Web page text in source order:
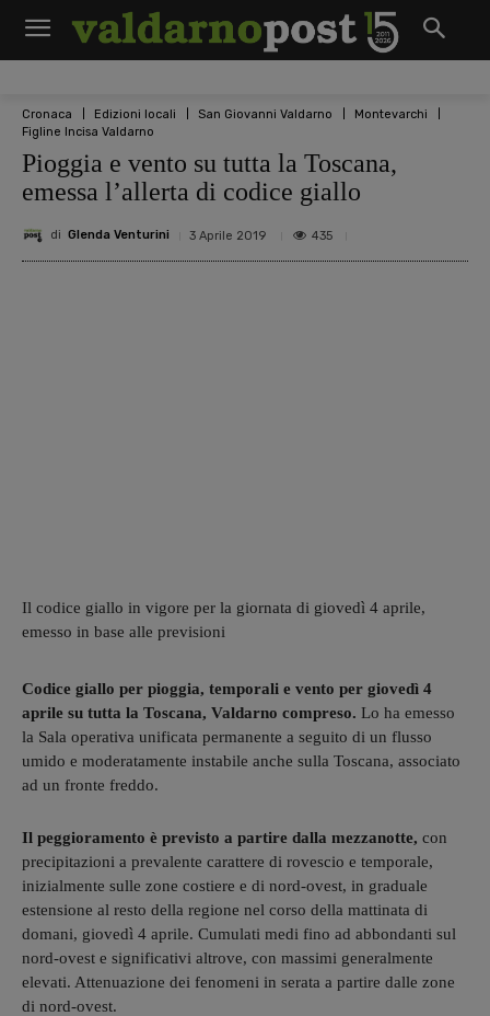
Cronaca Edizioni locali San Giovanni Valdarno
Montevarchi
Figline Incisa Valdarno
Pioggia e vento su tutta la Toscana,
emessa l’allerta di codice giallo
di Glenda Venturini 3 Aprile 2019 435
Il codice giallo in vigore per la giornata di giovedì 4 aprile,
emesso in base alle previsioni
Codice giallo per pioggia, temporali e vento per giovedì 4
aprile su tutta la Toscana, Valdarno compreso. Lo ha emesso
la Sala operativa unificata permanente a seguito di un flusso
umido e moderatamente instabile anche sulla Toscana, associato
ad un fronte freddo.
Il peggioramento è previsto a partire dalla mezzanotte, con
precipitazioni a prevalente carattere di rovescio e temporale,
inizialmente sulle zone costiere e di nord-ovest, in graduale
estensione al resto della regione nel corso della mattinata di
domani, giovedì 4 aprile. Cumulati medi fino ad abbondanti sul
nord-ovest e significativi altrove, con massimi generalmente
elevati. Attenuazione dei fenomeni in serata a partire dalle zone
di nord-ovest.